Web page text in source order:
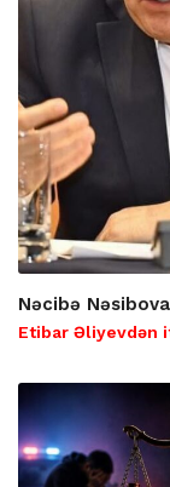
Nəcibə
Etibar Əliyevdən